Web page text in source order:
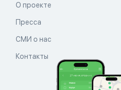
О проекте
Пресса
СМИ о нас
Контакты